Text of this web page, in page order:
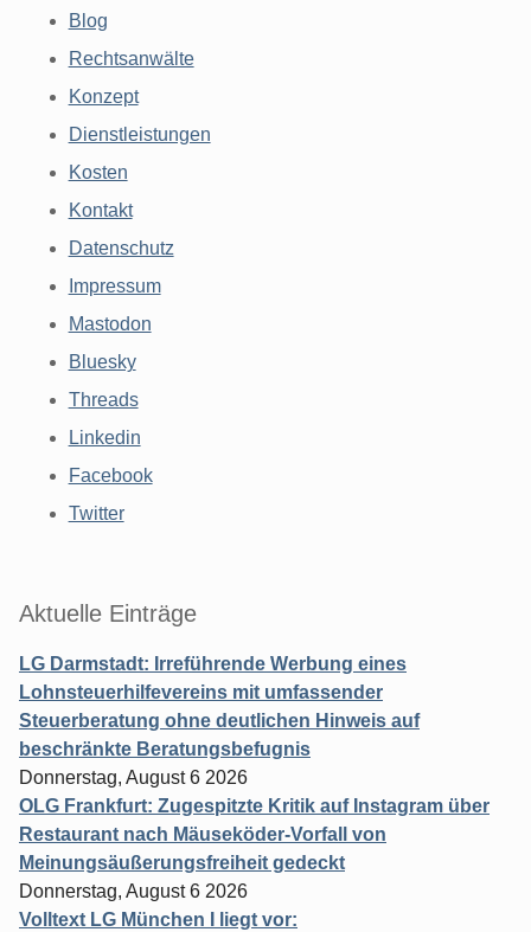
Blog
Rechtsanwälte
Konzept
Dienstleistungen
Kosten
Kontakt
Datenschutz
Impressum
Mastodon
Bluesky
Threads
Linkedin
Facebook
Twitter
Aktuelle Einträge
LG Darmstadt: Irreführende Werbung eines
Lohnsteuerhilfevereins mit umfassender
Steuerberatung ohne deutlichen Hinweis auf
beschränkte Beratungsbefugnis
Donnerstag, August 6 2026
OLG Frankfurt: Zugespitzte Kritik auf Instagram über
Restaurant nach Mäuseköder-Vorfall von
Meinungsäußerungsfreiheit gedeckt
Donnerstag, August 6 2026
Volltext LG München I liegt vor: